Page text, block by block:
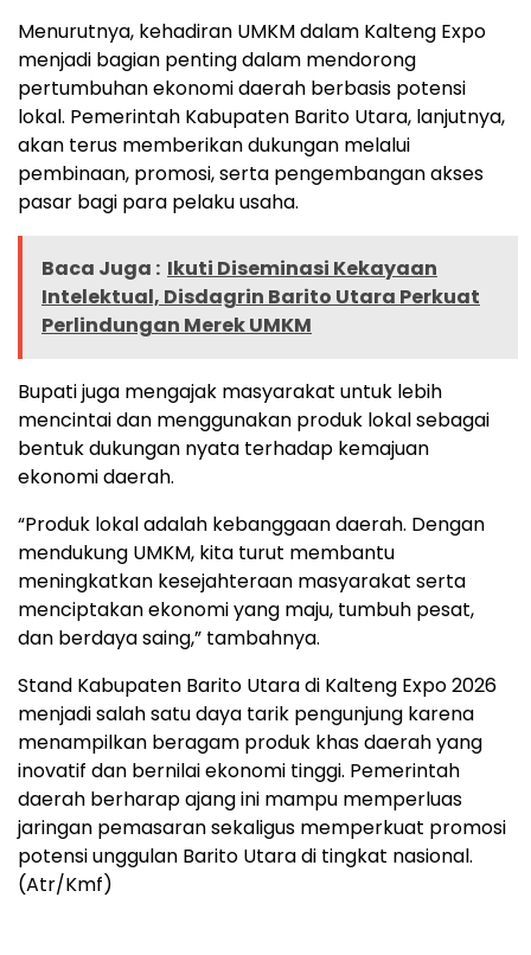
Menurutnya, kehadiran UMKM dalam Kalteng Expo
menjadi bagian penting dalam mendorong
pertumbuhan ekonomi daerah berbasis potensi
lokal. Pemerintah Kabupaten Barito Utara, lanjutnya,
akan terus memberikan dukungan melalui
pembinaan, promosi, serta pengembangan akses
pasar bagi para pelaku usaha.
Baca Juga : Ikuti Diseminasi Kekayaan
Intelektual, Disdagrin Barito Utara Perkuat
Perlindungan Merek UMKM
Bupati juga mengajak masyarakat untuk lebih
mencintai dan menggunakan produk lokal sebagai
bentuk dukungan nyata terhadap kemajuan
ekonomi daerah.
“Produk lokal adalah kebanggaan daerah. Dengan
mendukung UMKM, kita turut membantu
meningkatkan kesejahteraan masyarakat serta
menciptakan ekonomi yang maju, tumbuh pesat,
dan berdaya saing,” tambahnya.
Stand Kabupaten Barito Utara di Kalteng Expo 2026
menjadi salah satu daya tarik pengunjung karena
menampilkan beragam produk khas daerah yang
inovatif dan bernilai ekonomi tinggi. Pemerintah
daerah berharap ajang ini mampu memperluas
jaringan pemasaran sekaligus memperkuat promosi
potensi unggulan Barito Utara di tingkat nasional.
(Atr/Kmf)